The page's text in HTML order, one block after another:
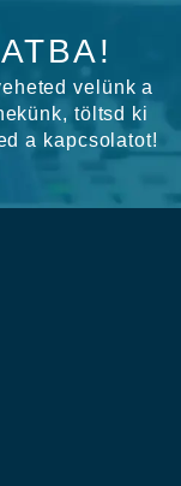
velünk a
töltsd ki
a kapcsolatot!